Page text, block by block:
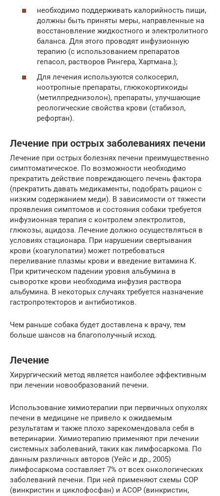
необходимо поддерживать калорийность пищи,
должны быть приняты меры, направленные на
восстановление жидкостного и электролитного
баланса. Для этого проводят инфузионную
терапию (с использованием препаратов
гепасол, растворов Рингера, Хартмана.);
Для лечения используются солкосерил,
ноотропные препараты, глюкокортикоиды
(метилпреднизолон), препараты, улучшающие
реологические свойства крови (стабизол,
рефортан).
Лечение при острых заболеваниях печени
Лечение при острых болезнях печени преимущественно
симптоматическое. По возможности необходимо
прекратить действие повреждающего печень фактора
(прекратить давать медикаменты, подобрать рацион с
низким содержанием меди). В зависимости от тяжести
проявления симптомов и состояния собаки требуется
инфузионная терапия с контролем электролитов,
глюкозы, ацидоза. Лечение должно осуществляться в
условиях стационара. При нарушении свертывания
крови (коагулопатии) может потребоваться
переливание плазмы крови и введение витамина К.
При критическом падении уровня альбумина в
сыворотке крови необходима инфузия раствора
альбумина. В некоторых случаях требуется назначение
гастропротекторов и антибиотиков.
Чем раньше собака будет доставлена к врачу, тем
больше шансов на благополучный исход.
Лечение
Хирургический метод является наиболее эффективным
при лечении новообразований печени.
Использование химиотерапии при первичных опухолях
печени в медицине не привело к ожидаемым
результатам и также плохо зарекомендовала себя в
ветеринарии. Химиотерапию применяют при лечении
системных заболеваний, таких как лимфосаркома. По
данным различных авторов (Уейс и др., 2005)
лимфосаркома составляет 7% от всех онкологических
заболеваний печени. При ней применяют схемы СОР
(винкристин и циклофосфан) и АСОР (винкристин,